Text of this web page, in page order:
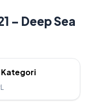
– Deep Sea
Kategori